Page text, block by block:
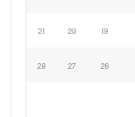
19
20
21
26
27
28